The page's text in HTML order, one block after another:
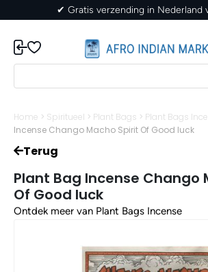
✔ Gratis verzending
Home > Spiritueel > Plant Bags > Plant Bags
Incense Chango Macho Spirit Of Good luck
Terug
Plant Bag Incense Chango
Of Good luck
Ontdek meer van Plant Bags Incense